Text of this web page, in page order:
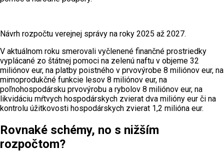
Návrh rozpočtu verejnej správy na roky 2025 až 2027.
V aktuálnom roku smerovali vyčlenené finančné prostriedky
vyplácané zo štátnej pomoci na zelenú naftu v objeme 32
miliónov eur, na platby poistného v prvovýrobe 8 miliónov eur, na
mimoprodukčné funkcie lesov 8 miliónov eur, na
poľnohospodársku prvovýrobu a rybolov 8 miliónov eur, na
likvidáciu mŕtvych hospodárskych zvierat dva milióny eur či na
kontrolu úžitkovosti hospodárskych zvierat 1,2 milióna eur.
Rovnaké schémy, no s nižším
rozpočtom?